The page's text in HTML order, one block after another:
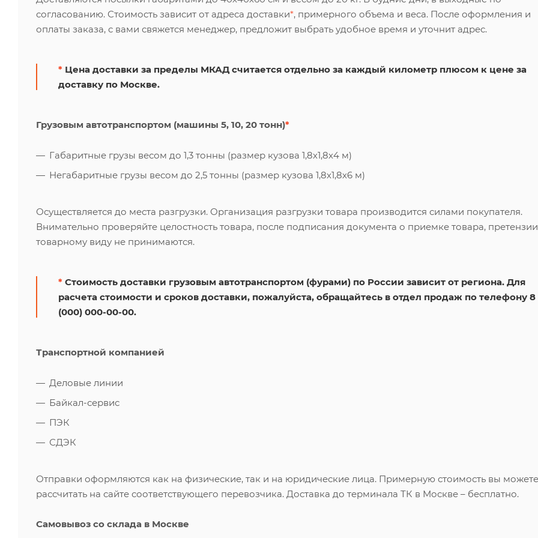
согласованию. Стоимость зависит от адреса доставки*, примерного объема и веса. После оформления и
оплаты заказа, с вами свяжется менеджер, предложит выбрать удобное время и уточнит адрес.
* Цена доставки за пределы МКАД считается отдельно за каждый километр плюсом к цене за
доставку по Москве.
Грузовым автотранспортом (машины 5, 10, 20 тонн)*
Габаритные грузы весом до 1,3 тонны (размер кузова 1,8х1,8х4 м)
Негабаритные грузы весом до 2,5 тонны (размер кузова 1,8х1,8х6 м)
Осуществляется до места разгрузки. Организация разгрузки товара производится силами покупателя.
Внимательно проверяйте целостность товара, после подписания документа о приемке товара,
товарному виду не принимаются.
* Стоимость доставки грузовым автотранспортом (фурами) по России зависит от региона. Для
расчета стоимости и сроков доставки, пожалуйста, обращайтесь в отдел продаж по телефону 8
(000) 000-00-00.
Транспортной компанией
Деловые линии
Байкал-сервис
ПЭК
СДЭК
Отправки оформляются как на физические, так и на юридические лица. Примерную стоимость вы можете
рассчитать на сайте соответствующего перевозчика. Доставка до терминала ТК в Москве – бесплатно.
Самовывоз со склада в Москве